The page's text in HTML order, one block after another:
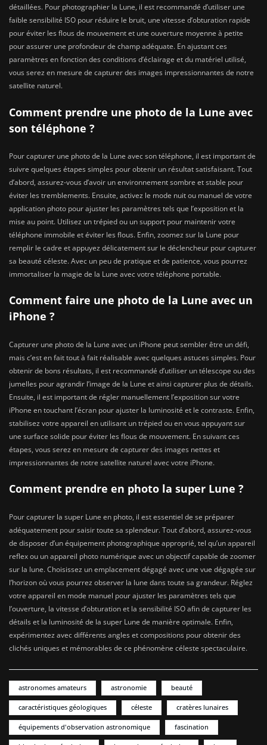
détaillées. Pour photographier la Lune, il est recommandé d’utiliser une
faible sensibilité ISO pour réduire le bruit, une vitesse d’obturation rapide
pour éviter les flous de mouvement et une ouverture moyenne à petite
pour assurer une profondeur de champ adéquate. En ajustant ces
paramètres en fonction des conditions d’éclairage et du matériel utilisé,
vous serez en mesure de capturer des images impressionnantes de notre
satellite naturel.
Comment prendre une photo de la Lune avec
son téléphone ?
Pour capturer une photo de la Lune avec son téléphone, il est important de
suivre quelques étapes simples pour obtenir un résultat satisfaisant. Tout
d’abord, assurez-vous d’avoir un environnement sombre et stable pour
éviter les tremblements. Ensuite, activez le mode nuit ou manuel de votre
application photo pour ajuster les paramètres tels que l’exposition et la
mise au point. Utilisez un trépied ou un support pour maintenir votre
téléphone immobile et éviter les flous. Enfin, zoomez sur la Lune pour
remplir le cadre et appuyez délicatement sur le déclencheur pour capturer
sa beauté céleste. Avec un peu de pratique et de patience, vous pourrez
immortaliser la magie de la Lune avec votre téléphone portable.
Comment faire une photo de la Lune avec un
iPhone ?
Capturer une photo de la Lune avec un iPhone peut sembler être un défi,
mais c’est en fait tout à fait réalisable avec quelques astuces simples. Pour
obtenir de bons résultats, il est recommandé d’utiliser un télescope ou des
jumelles pour agrandir l’image de la Lune et ainsi capturer plus de détails.
Ensuite, il est important de régler manuellement l’exposition sur votre
iPhone en touchant l’écran pour ajuster la luminosité et le contraste. Enfin,
stabilisez votre appareil en utilisant un trépied ou en vous appuyant sur
une surface solide pour éviter les flous de mouvement. En suivant ces
étapes, vous serez en mesure de capturer des images nettes et
impressionnantes de notre satellite naturel avec votre iPhone.
Comment prendre en photo la super Lune ?
Pour capturer la super Lune en photo, il est essentiel de se préparer
adéquatement pour saisir toute sa splendeur. Tout d’abord, assurez-vous
de disposer d’un équipement photographique approprié, tel qu’un appareil
reflex ou un appareil photo numérique avec un objectif capable de zoomer
sur la lune. Choisissez un emplacement dégagé avec une vue dégagée sur
l’horizon où vous pourrez observer la lune dans toute sa grandeur. Réglez
votre appareil en mode manuel pour ajuster les paramètres tels que
l’ouverture, la vitesse d’obturation et la sensibilité ISO afin de capturer les
détails et la luminosité de la super Lune de manière optimale. Enfin,
expérimentez avec différents angles et compositions pour obtenir des
clichés uniques et mémorables de ce phénomène céleste spectaculaire.
astronomes amateurs astronomie beauté
caractéristiques géologiques céleste cratères lunaires
équipements d'observation astronomique fascination